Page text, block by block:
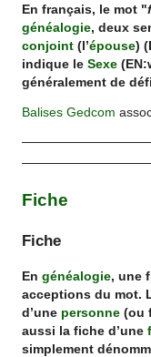
En français, le mot "
généalogie, deux
conjoint (l’épouse)
indique leSexe
généralement de
Balises Gedcom
Fiche
Fiche
Engénéalogie, une
acceptions du mot.
d’une personne (ou
aussi la fiche d’une
simplement